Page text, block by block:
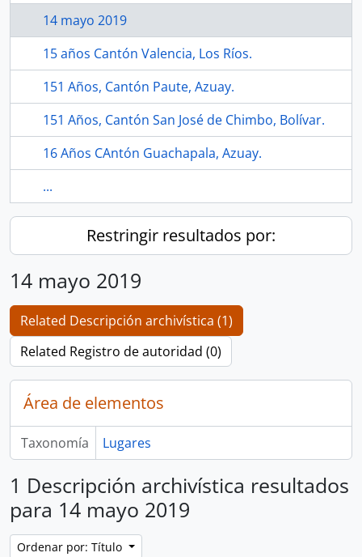
14 mayo 2019
15 años Cantón Valencia, Los Ríos.
151 Años, Cantón Paute, Azuay.
151 Años, Cantón San José de Chimbo, Bolívar.
16 Años CAntón Guachapala, Azuay.
...
Restringir resultados por:
14 mayo 2019
Related Descripción archivística (1)
Related Registro de autoridad (0)
Área de elementos
Taxonomía Lugares
1 Descripción archivística resultados
para 14 mayo 2019
Ordenar por: Título